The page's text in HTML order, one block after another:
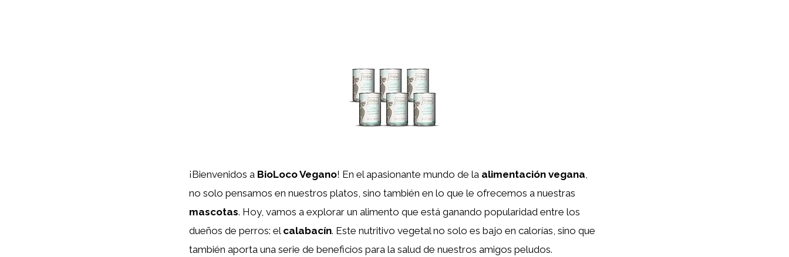
¡Bienvenidos a BioLoco Vegano! En el apasionante mundo de la alimentación vegana,
no solo pensamos en nuestros platos, sino también en lo que le ofrecemos a nuestras
mascotas. Hoy, vamos a explorar un alimento que está ganando popularidad entre los
dueños de perros: el calabacín. Este nutritivo vegetal no solo es bajo en calorías, sino que
también aporta una serie de beneficios para la salud de nuestros amigos peludos.